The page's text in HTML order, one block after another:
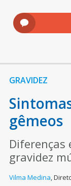
GRAVIDEZ
gêmeos
Diferenças
gravidez
Vilma Medina,